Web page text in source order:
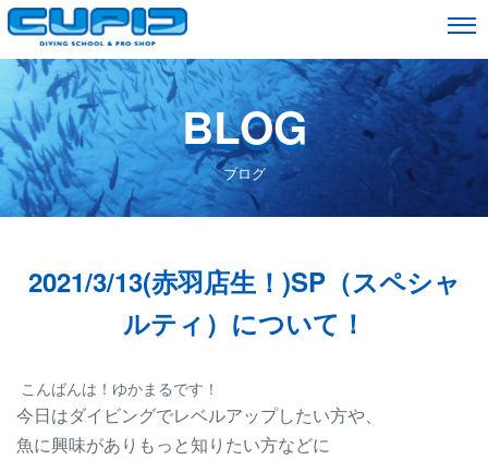
BLOG
ブログ
2021/3/13(赤羽店生！)SP（スペシャ
ルティ）について！
こんばんは！ゆかまるです！
今日はダイビングでレベルアップしたい方や、
魚に興味がありもっと知りたい方などに